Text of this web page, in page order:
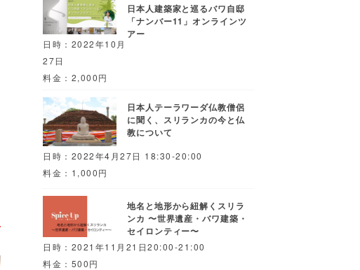
日本人建築家と巡るバワ自邸
「ナンバー11」オンラインツ
アー
日時：2022年10月
27日
料金：2,000円
日本人テーラワーダ仏教僧侶
に聞く、スリランカの今と仏
教について
日時：2022年4月27日 18:30-20:00
料金：1,000円
地名と地形から紐解くスリラ
ンカ 〜世界遺産・バワ建築・
セイロンティー〜
日時：2021年11月21日20:00-21:00
料金：500円